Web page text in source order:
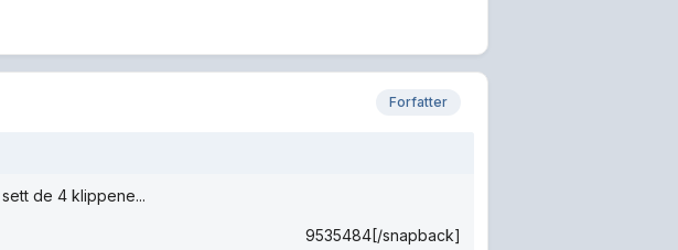
Forfatter
de 4 klippene...
9535484[/snapback]